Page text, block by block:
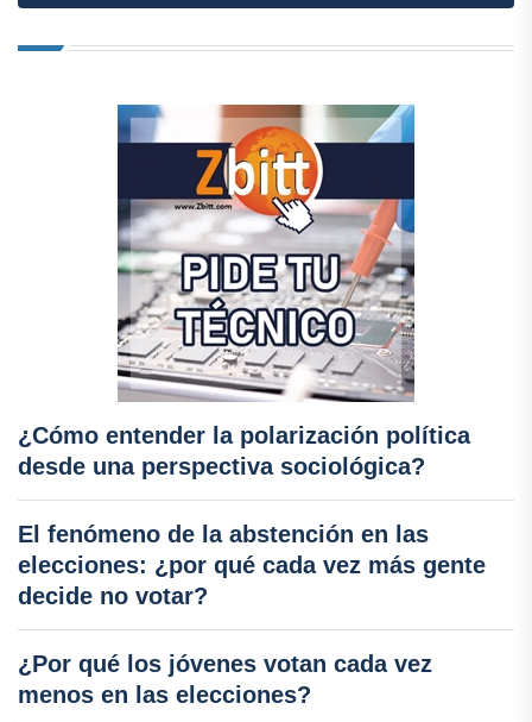
¿Cómo entender la polarización política
desde una perspectiva sociológica?
El fenómeno de la abstención en las
elecciones: ¿por qué cada vez más gente
decide no votar?
¿Por qué los jóvenes votan cada vez
menos en las elecciones?